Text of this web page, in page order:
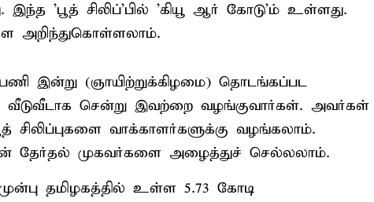
இந்த 'பூத் சிலிப்'பில் 'கியூ ஆர் கோடு'ம் உள்ளது.
அறிந்துகொள்ளலாம்.
பணி இன்று (ஞாயிற்றுக்கிழமை) தொடங்கப்பட
சென்று இவற்றை வழங்குவார்கள். அவர்கள்
சிலிப்புகளை வாக்காளர்களுக்கு வழங்கலாம்.
தேர்தல் முகவர்களை அழைத்துச் செல்லலாம்.
முன்பு தமிழகத்தில் உள்ள 5.73 கோடி